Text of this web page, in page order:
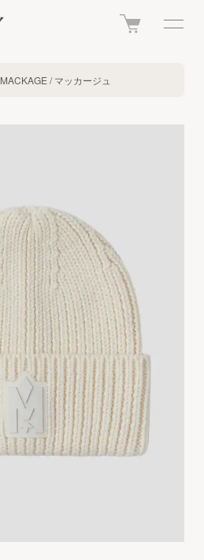
MACKAGE / マッカージュ